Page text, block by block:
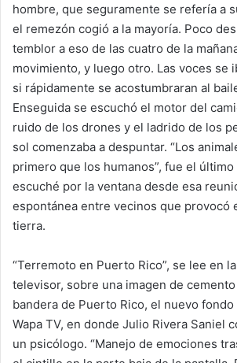
hombre, que seguramente se refería a
el remezón cogió a la mayoría. Poco
temblor a eso de las cuatro de la
movimiento, y luego otro. Las voces se
si rápidamente se acostumbraran al
Enseguida se escuchó el motor del
ruido de los drones y el ladrido de los
sol comenzaba a despuntar. “Los
primero que los humanos”, fue el
escuché por la ventana desde esa
espontánea entre vecinos que provocó
tierra.
“Terremoto en Puerto Rico”, se lee en
televisor, sobre una imagen de
bandera de Puerto Rico, el nuevo
Wapa TV, en donde Julio Rivera Saniel
un psicólogo. “Manejo de emociones